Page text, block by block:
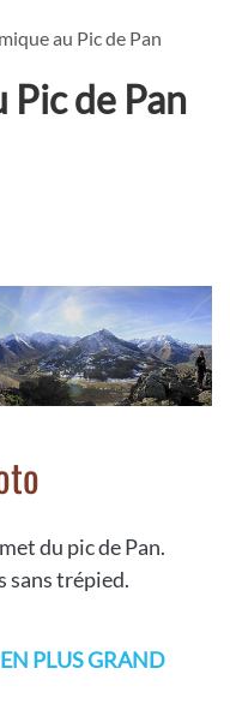
au Pic de Pan
Pic de Pan
du pic de Pan.
sans trépied.
PLUS GRAND